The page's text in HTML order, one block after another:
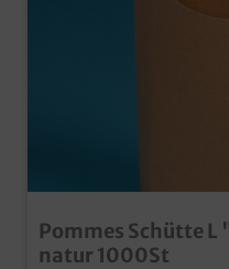
Pommes Schütte
natur 1000St